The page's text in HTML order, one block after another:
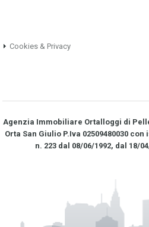
Cookies & Privacy
Agenzia Immobiliare Ortalloggi di
Orta San Giulio P.Iva 02509480030
n. 223 dal 08/06/1992, dal 18/